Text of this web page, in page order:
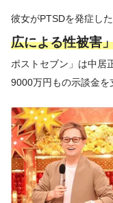
彼女がPTSDを発症し
広による性被害
ポストセブン」は中居
9000万円もの示談金を